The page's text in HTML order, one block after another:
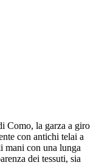
Como, la garza a giro
con antichi telai a
mani con una lunga
dei tessuti, sia